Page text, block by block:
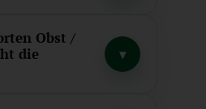
Obst /
die
▾